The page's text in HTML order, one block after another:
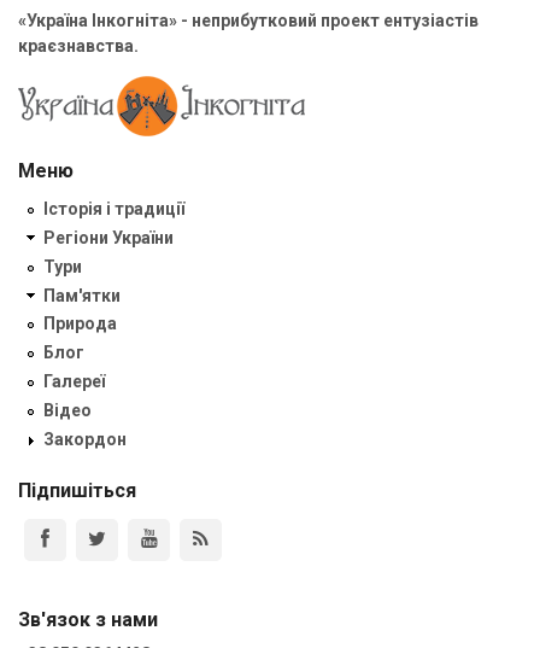
«Україна Інкогніта» - неприбутковий проект ентузіастів
краєзнавства.
Меню
Історія і традиції
Регіони України
Тури
Пам'ятки
Природа
Блог
Галереї
Відео
Закордон
Підпишіться
Зв'язок з нами